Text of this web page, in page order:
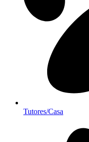
Tutores/Casa